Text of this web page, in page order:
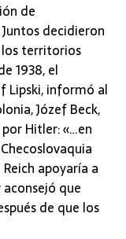
de
decidieron
territorios
1938, el
Lipski, informó al
Józef Beck,
Hitler: «…en
apoyaría a
que
de que los